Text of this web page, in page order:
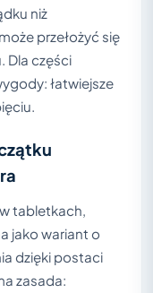
niż
przełożyć się
Dla części
łatwiejsze
tabletkach,
jako wariant o
dzięki postaci
zasada: